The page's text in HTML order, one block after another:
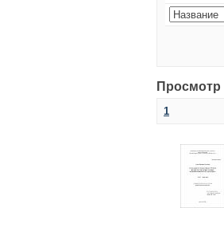
Просмотр
1